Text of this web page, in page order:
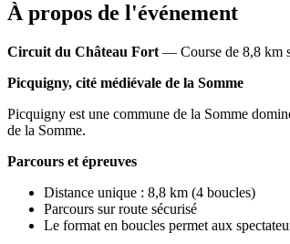
À propos de l'événement
Circuit du Château Fort — Course de 8,8 km
Picquigny, cité médiévale de la Somme
Picquigny est une commune de la Somme
de la Somme.
Parcours et épreuves
Distance unique : 8,8 km (4 boucles)
Parcours sur route sécurisé
Le format en boucles permet aux